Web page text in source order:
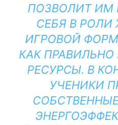
ПОЗВОЛИТ ИМ
СЕБЯ В РОЛИ
ИГРОВОЙ
КАК
РЕСУРСЫ. В
УЧЕНИКИ